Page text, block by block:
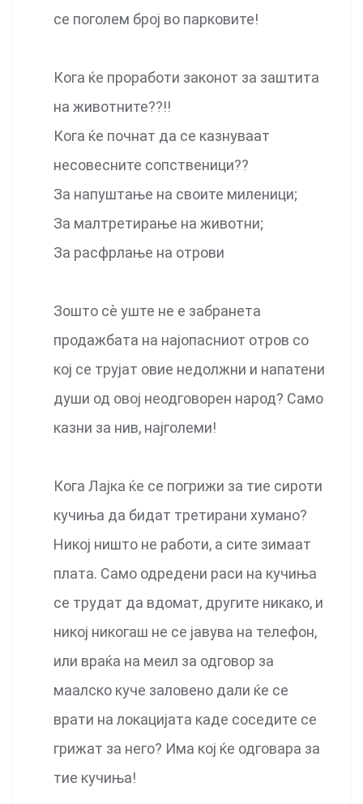
се поголем број во парковите!
Кога ќе проработи законот за заштита
на животните??!!
Кога ќе почнат да се казнуваат
несовесните сопственици??
За напуштање на своите миленици;
За малтретирање на животни;
За расфрлање на отрови
Зошто сѐ уште не е забранета
продажбата на најопасниот отров со
кој се трујат овие недолжни и напатени
души од овој неодговорен народ? Само
казни за нив, најголеми!
Кога Лајка ќе се погрижи за тие сироти
кучиња да бидат третирани хумано?
Никој ништо не работи, а сите зимаат
плата. Само одредени раси на кучиња
се трудат да вдомат, другите никако, и
никој никогаш не се јавува на телефон,
или враќа на меил за одговор за
маалско куче заловено дали ќе се
врати на локацијата каде соседите се
грижат за него? Има кој ќе одговара за
тие кучиња!